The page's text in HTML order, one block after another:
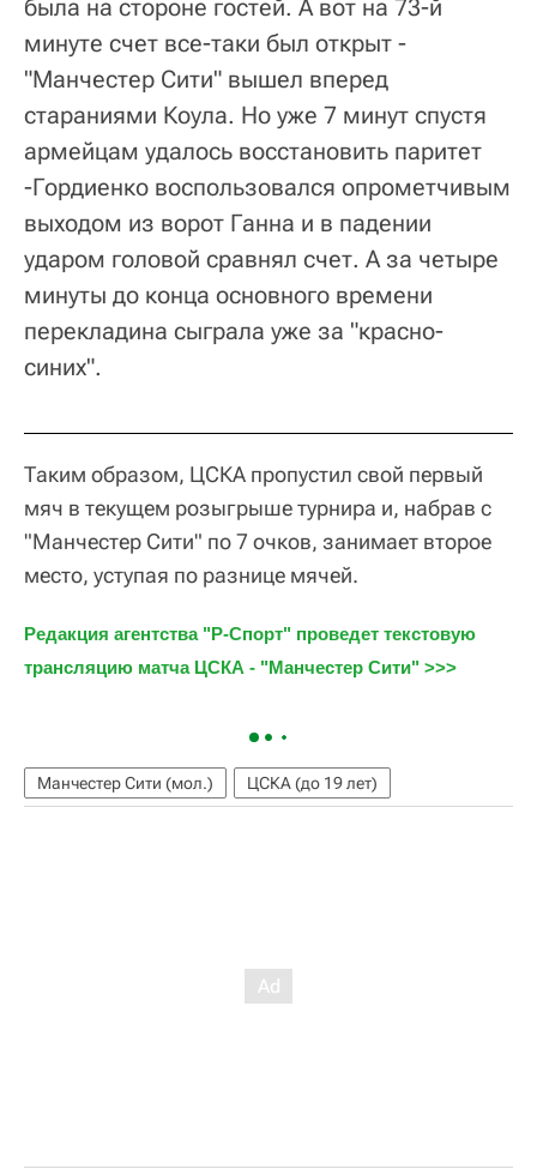
была на стороне гостей. А вот на 73-й
минуте счет все-таки был открыт -
"Манчестер Сити" вышел вперед
стараниями Коула. Но уже 7 минут спустя
армейцам удалось восстановить паритет
-Гордиенко воспользовался опрометчивым
выходом из ворот Ганна и в падении
ударом головой сравнял счет. А за четыре
минуты до конца основного времени
перекладина сыграла уже за "красно-
синих".
Таким образом, ЦСКА пропустил свой первый
мяч в текущем розыгрыше турнира и, набрав с
"Манчестер Сити" по 7 очков, занимает второе
место, уступая по разнице мячей.
Редакция агентства "Р-Спорт" проведет текстовую
трансляцию матча ЦСКА - "Манчестер Сити" >>>
Манчестер Сити (мол.) ЦСКА (до 19 лет)